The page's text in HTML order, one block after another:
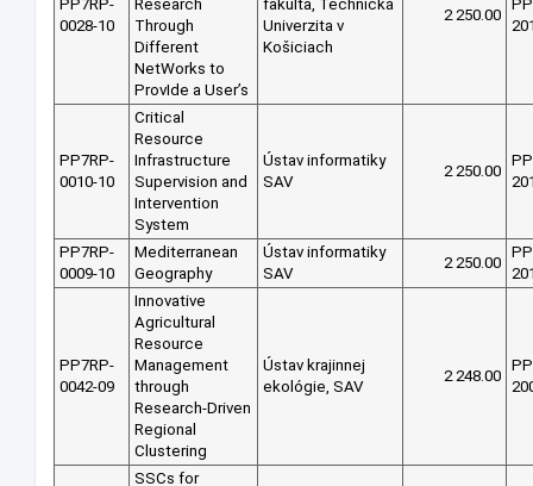
PP7RP-
0028-10
Research
Through
Different
NetWorks to
ProvIde a User’s
fakulta, Technická
Univerzita v
Košiciach
2 250.00
PP7RP-
0010-10
Critical
Resource
Infrastructure
Supervision and
Intervention
System
Ústav informatiky
SAV
2 250.00
PP7RP-
0009-10
Mediterranean
Geography
Ústav informatiky
SAV
2 250.00
PP7RP-
0042-09
Innovative
Agricultural
Resource
Management
through
Research-Driven
Regional
Clustering
Ústav krajinnej
ekológie, SAV
2 248.00
SSCs for